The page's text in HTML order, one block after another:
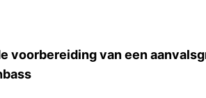
voorbereiding van een